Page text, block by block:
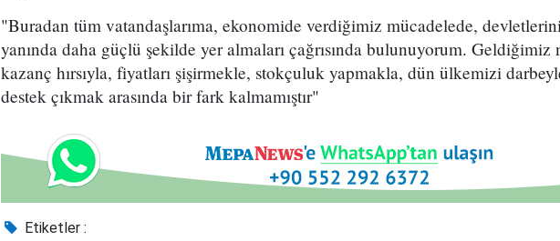
"Buradan tüm vatandaşlarıma, ekonomide verdiğimiz mücadelede,
yanında daha güçlü şekilde yer almaları çağrısında bulunuyorum. Geldiğimiz
kazanç hırsıyla, fiyatları şişirmekle, stokçuluk yapmakla, dün ülkemizi
destek çıkmak arasında bir fark kalmamıştır"
Etiketler :